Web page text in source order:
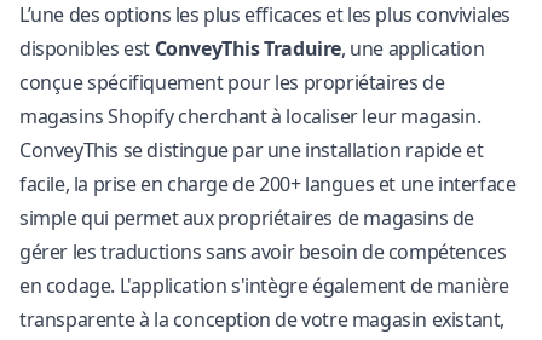
L’une des options les plus efficaces et les plus conviviales
disponibles est ConveyThis Traduire, une application
conçue spécifiquement pour les propriétaires de
magasins Shopify cherchant à localiser leur magasin.
ConveyThis se distingue par une installation rapide et
facile, la prise en charge de 200+ langues et une interface
simple qui permet aux propriétaires de magasins de
gérer les traductions sans avoir besoin de compétences
en codage. L'application s'intègre également de manière
transparente à la conception de votre magasin existant,